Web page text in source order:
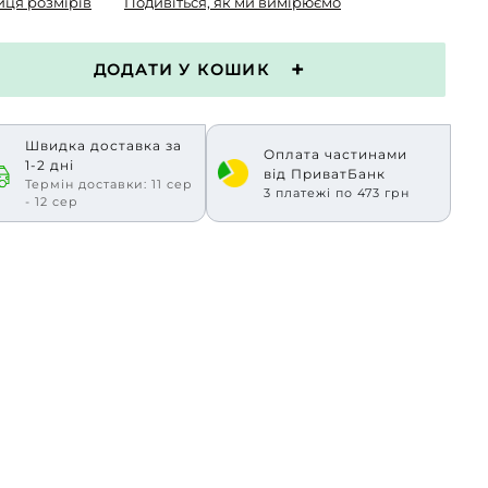
ДОДАТИ У КОШИК
Швидка доставка за
1-2 дні
Термін доставки: 11 сер
- 12 сер
Оплата частинами
від ПриватБанк
3 платежі по 473 грн